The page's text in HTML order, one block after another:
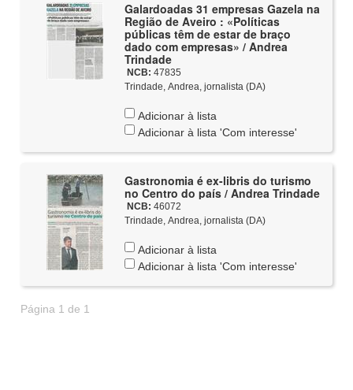
Galardoadas 31 empresas Gazela na
Região de Aveiro : «Políticas
públicas têm de estar de braço
dado com empresas» / Andrea
Trindade
NCB: 47835
Trindade, Andrea, jornalista (DA)
Adicionar à lista
Adicionar à lista 'Com interesse'
Gastronomia é ex-libris do turismo
no Centro do país / Andrea Trindade
NCB: 46072
Trindade, Andrea, jornalista (DA)
Adicionar à lista
Adicionar à lista 'Com interesse'
Página 1 de 1